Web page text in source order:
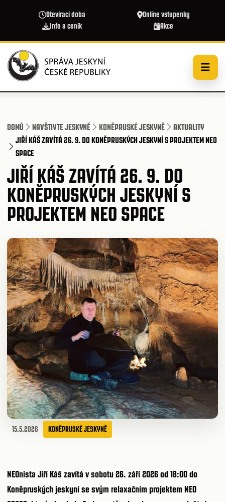
Otevírací doba
Online vstupenky
Info a ceník
Akce
DOMŮ NAVŠTIVTE JESKYNĚ KONĚPRUSKÉ JESKYNĚ
AKTUALITY
JIŘÍ KÁŠ ZAVÍTÁ 26. 9. DO KONĚPRUSKÝCH JESKYNÍ S PROJEKTEM NEO
SPACE
JIŘÍ KÁŠ ZAVÍTÁ 26. 9. DO
KONĚPRUSKÝCH JESKYNÍ S
PROJEKTEM NEO SPACE
15.5.2026 KONĚPRUSKÉ JESKYNĚ
NEOnista Jiří Káš zavítá v sobotu 26. září 2026 od 18:00 do
Koněpruských jeskyní se svým relaxačním projektem NEO